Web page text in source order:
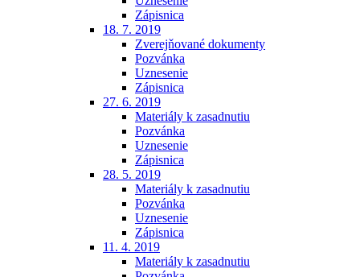
Zápisnica
18. 7. 2019
Zverejňované dokumenty
Pozvánka
Uznesenie
Zápisnica
27. 6. 2019
Materiály k zasadnutiu
Pozvánka
Uznesenie
Zápisnica
28. 5. 2019
Materiály k zasadnutiu
Pozvánka
Uznesenie
Zápisnica
11. 4. 2019
Materiály k zasadnutiu